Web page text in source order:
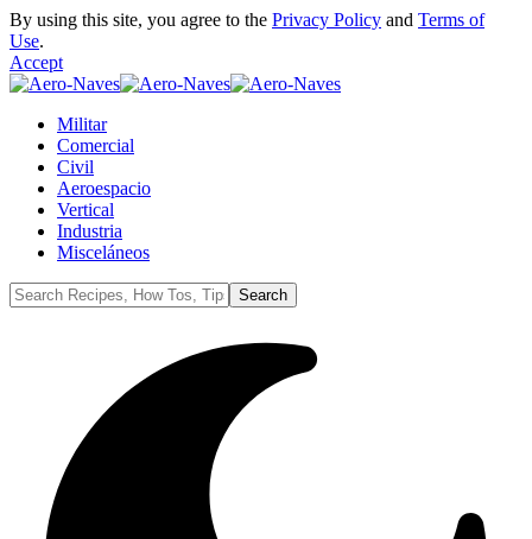
By using this site, you agree to the Privacy Policy and Terms of
Use.
Accept
Militar
Comercial
Civil
Aeroespacio
Vertical
Industria
Misceláneos